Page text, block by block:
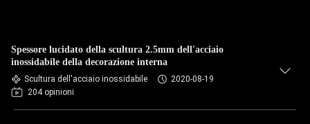
Spessore lucidato della scultura 2.5mm dell'acciaio
inossidabile della decorazione interna
Scultura dell'acciaio inossidabile
2020-08-19
204 opinioni